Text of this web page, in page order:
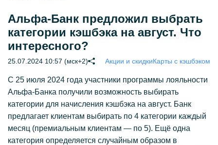
Альфа-Банк предложил выбрать
категории кэшбэка на август. Что
интересного?
25.07.2024 10:57 (мск+2) Акции и скидкиКарты с кэшбэком
С 25 июля 2024 года участники программы лояльности
Альфа-Банка получили возможность выбирать
категории для начисления кэшбэка на август. Банк
предлагает клиентам выбирать по 4 категории каждый
месяц (премиальным клиентам — по 5). Ещё одна
категория определяется случайным образом в